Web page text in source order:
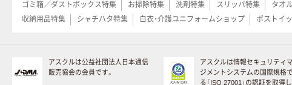
ゴミ箱／ダストボックス特集
お掃除特集 洗剤特集 スリッパ特集 タオ
収納用品特集
シャチハタ特集 白衣・介護ユニフォームショップ ポストイ
アスクルは公益社団法人日本通信
販売協会の会員です。
アスクルは情報セキュリティ
ジメントシステムの国際規格
る「ISO 27001」の認証を取得